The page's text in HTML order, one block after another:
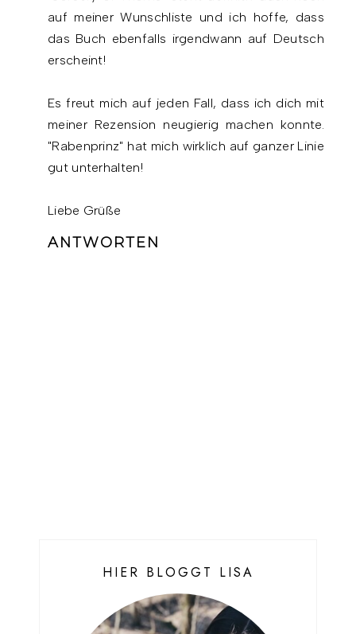
auf meiner Wunschliste und ich hoffe, dass
das Buch ebenfalls irgendwann auf Deutsch
erscheint!
Es freut mich auf jeden Fall, dass ich dich mit
meiner Rezension neugierig machen konnte.
"Rabenprinz" hat mich wirklich auf ganzer Linie
gut unterhalten!
Liebe Grüße
ANTWORTEN
HIER BLOGGT LISA